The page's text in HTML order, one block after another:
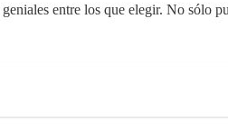
entre los que elegir. No sólo